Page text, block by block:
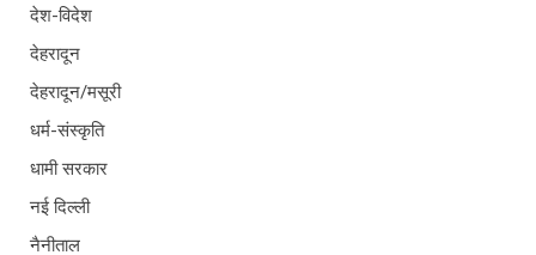
देश-विदेश
देहरादून
देहरादून/मसूरी
धर्म-संस्कृति
धामी सरकार
नई दिल्ली
नैनीताल